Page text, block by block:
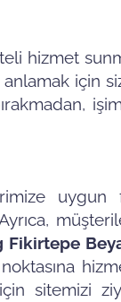
hizmet
için
uygun
Fikirtepe
sitemizi